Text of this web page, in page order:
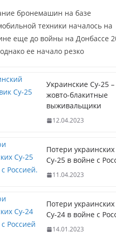
бронемашин на базе
техники началось на
еще до войны на Донбассе
ее начало резко
Украинские Су-25 –
жовто-блакитные
выживальщики
12.04.2023
Потери украинских
Су-25 в войне с
11.04.2023
Потери украинских
Су-24 в войне с
14.01.2023